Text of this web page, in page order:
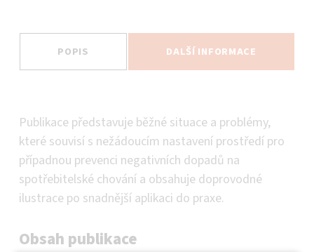
POPIS DALŠÍ INFORMACE
Popis
Publikace představuje běžné situace a problémy,
které souvisí s nežádoucím nastavení prostředí pro
případnou prevenci negativních dopadů na
spotřebitelské chování a obsahuje doprovodné
ilustrace po snadnější aplikaci do praxe.
Obsah publikace